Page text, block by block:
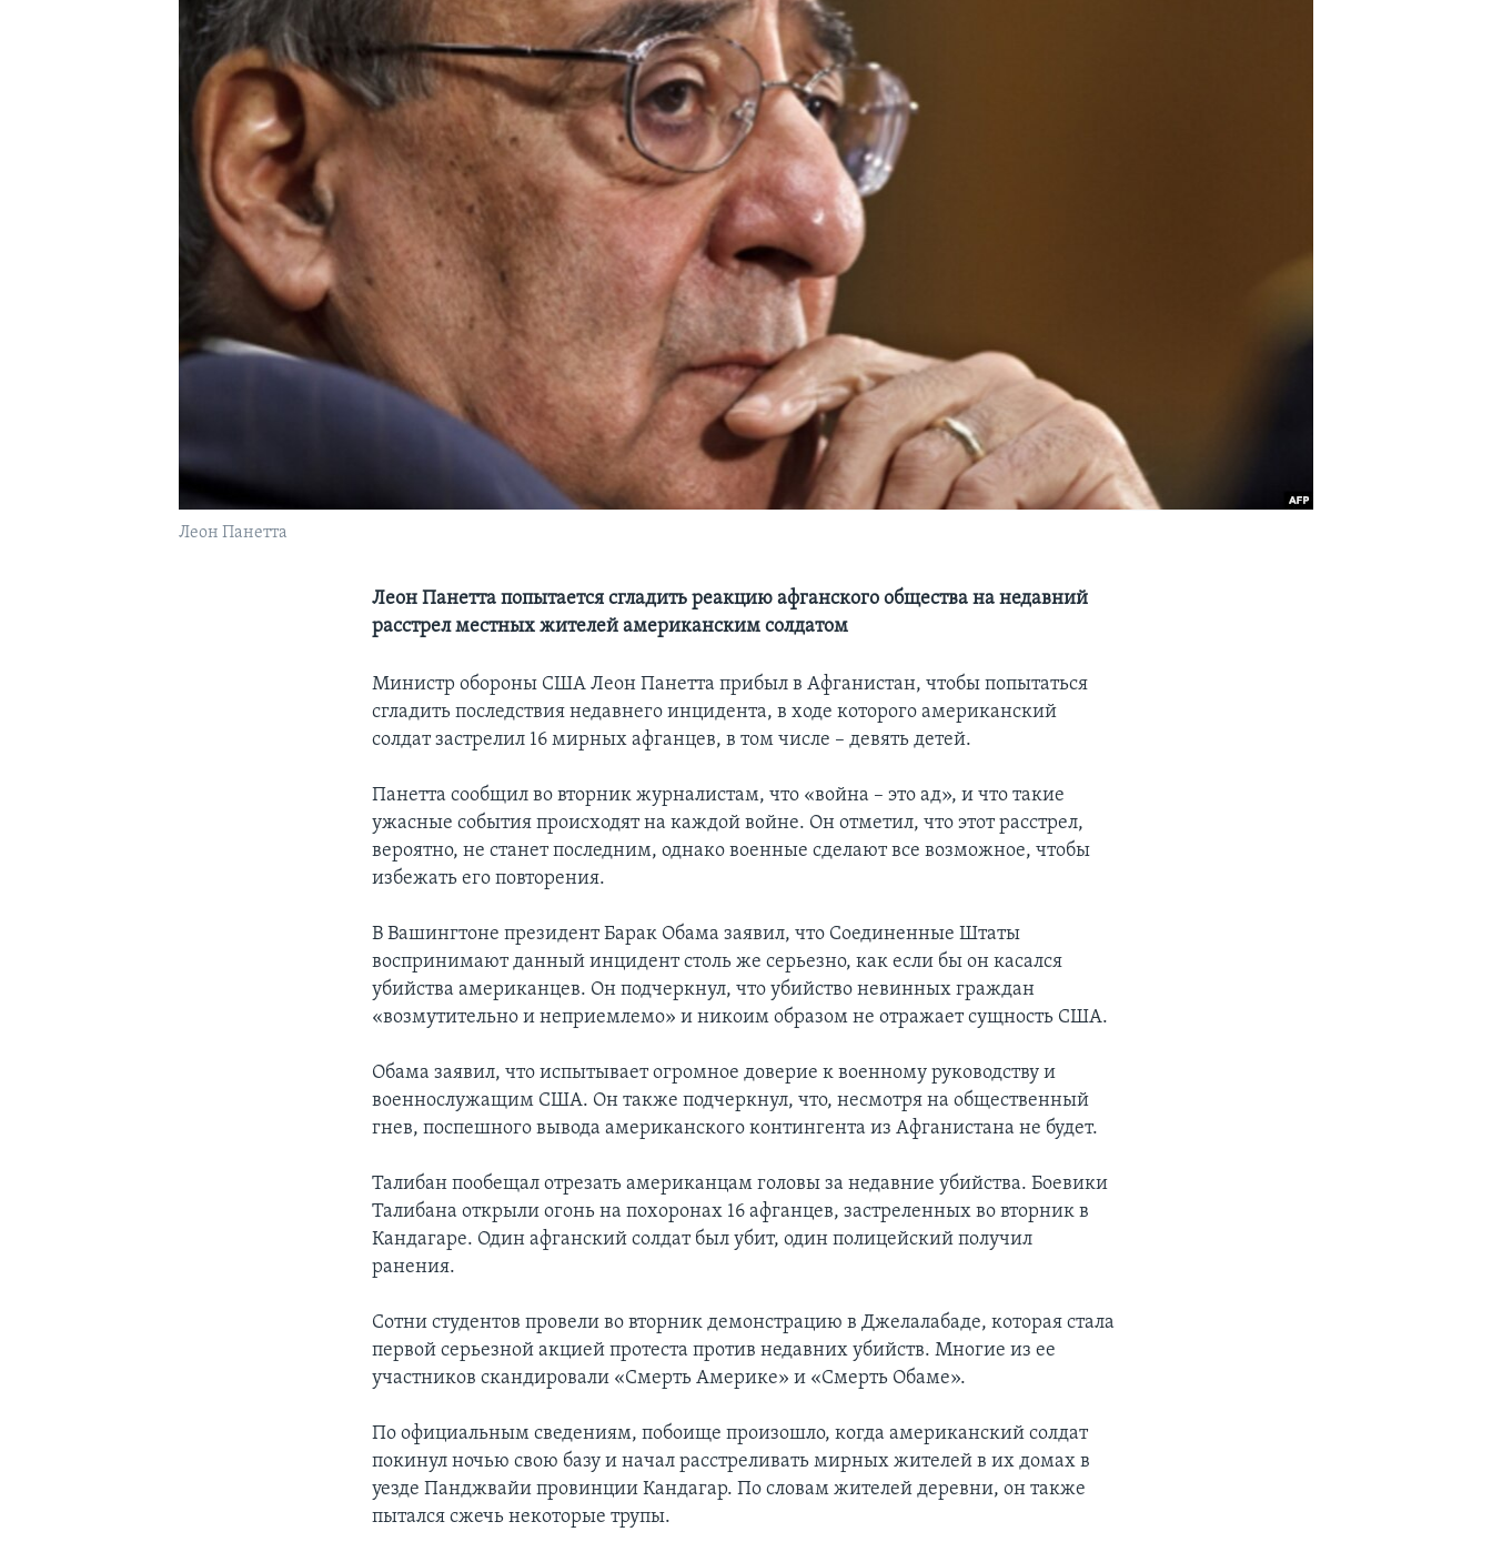
Леон Панетта
Леон Панетта попытается сгладить реакцию афганского общества на недавний
расстрел местных жителей американским солдатом
Министр обороны США Леон Панетта прибыл в Афганистан, чтобы попытаться
сгладить последствия недавнего инцидента, в ходе которого американский
солдат застрелил 16 мирных афганцев, в том числе – девять детей.
Панетта сообщил во вторник журналистам, что «война – это ад», и что такие
ужасные события происходят на каждой войне. Он отметил, что этот расстрел,
вероятно, не станет последним, однако военные сделают все возможное, чтобы
избежать его повторения.
В Вашингтоне президент Барак Обама заявил, что Соединенные Штаты
воспринимают данный инцидент столь же серьезно, как если бы он касался
убийства американцев. Он подчеркнул, что убийство невинных граждан
«возмутительно и неприемлемо» и никоим образом не отражает сущность США.
Обама заявил, что испытывает огромное доверие к военному руководству и
военнослужащим США. Он также подчеркнул, что, несмотря на общественный
гнев, поспешного вывода американского контингента из Афганистана не будет.
Талибан пообещал отрезать американцам головы за недавние убийства. Боевики
Талибана открыли огонь на похоронах 16 афганцев, застреленных во вторник в
Кандагаре. Один афганский солдат был убит, один полицейский получил
ранения.
Сотни студентов провели во вторник демонстрацию в Джелалабаде, которая стала
первой серьезной акцией протеста против недавних убийств. Многие из ее
участников скандировали «Смерть Америке» и «Смерть Обаме».
По официальным сведениям, побоище произошло, когда американский солдат
покинул ночью свою базу и начал расстреливать мирных жителей в их домах в
уезде Панджвайи провинции Кандагар. По словам жителей деревни, он также
пытался сжечь некоторые трупы.